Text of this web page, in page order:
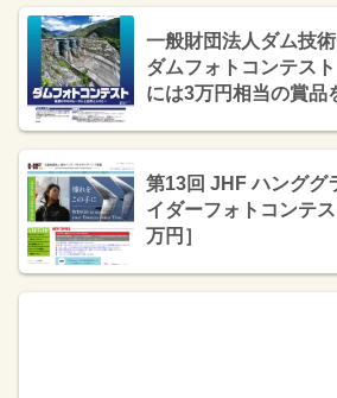
一般財団法人ダム技
ダムフォトコンテス
には3万円相当の賞品
第13回 JHF ハンググ
イダーフォトコンテ
万円］